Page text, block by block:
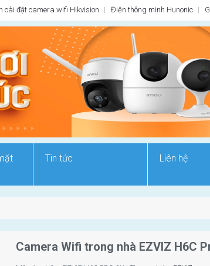
cài đặt camera wifi Hikvision Điện thông minh Hunonic
Tin tức Liên hệ
Camera Wifi trong nhà EZVIZ H6C